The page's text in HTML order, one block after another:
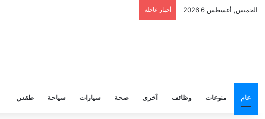
الخميس, أغسطس 6 2026 أخبار عاجلة
عام منوعات وظائف آخرى صحة سيارات سياحة طقس